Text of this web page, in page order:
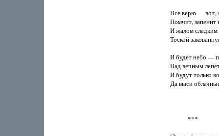
Все верю — вот,
Помчит, запенит
И жалом сладким
Тоской
И будет небо —
Над вечным
И будут только
Да выси
            ***